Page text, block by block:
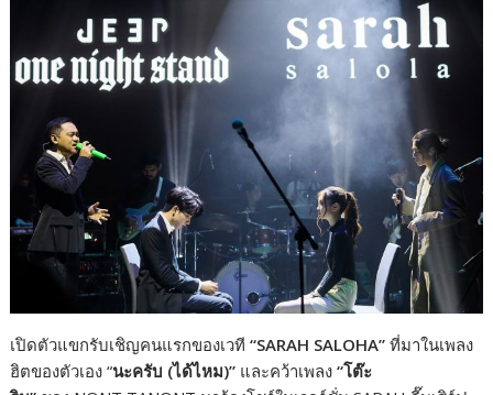
เปิดตัวแขกรับเชิญคนแรกของเวที“SARAH SALOHA” ที่มาในเพลง
ฮิตของตัวเอง “นะครับ (ได้ไหม)” และคว้าเพลง“โต๊ะ